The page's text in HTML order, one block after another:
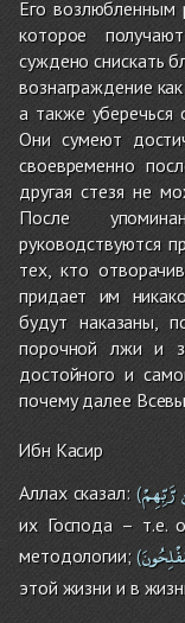
Его возлюбленным
которое
суждено снискать
вознаграждение
а также уберечься
Они сумеют
своевременно
другая стезя не
После
руководствуются
тех, кто
придает им
будут наказаны,
порочной лжи и
достойного и
почему далее
Ибн Касир
Аллах сказал:(رَّبِّهِمْ
их Господа – т.е.
методологии;(
этой жизни и в